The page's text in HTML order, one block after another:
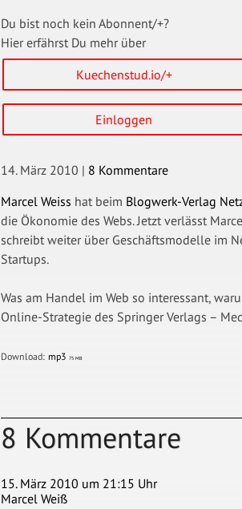
Du bist noch kein Abonnent/+?
Hier erfährst Du mehr über
Kuechenstud.io/+
Einloggen
14. März 2010 | 8 Kommentare
Marcel Weiss hat beim Blogwerk-Verlag
die Ökonomie des Webs. Jetzt verlässt
schreibt weiter über Geschäftsmodelle im
Startups.
Was am Handel im Web so interessant,
Online-Strategie des Springer Verlags –
Download: mp3 75 MB
8 Kommentare
15. März 2010 um 21:15 Uhr
Marcel Weiß